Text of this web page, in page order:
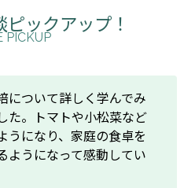
ックアップ！
PICKUP
について詳しく学んでみ
た。トマトや小松菜など
うになり、家庭の食卓を
ようになって感動してい